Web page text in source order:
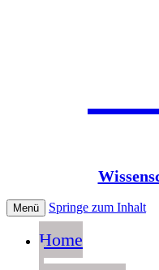
Menü Springe zum Inhalt
Home